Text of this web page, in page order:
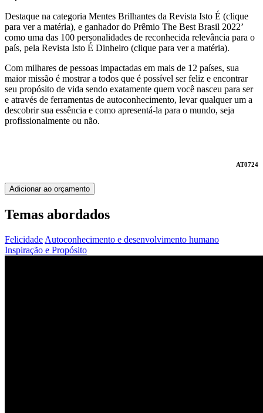
Destaque na categoria Mentes Brilhantes da Revista Isto É (clique
para ver a matéria), e ganhador do Prêmio The Best Brasil 2022’
como uma das 100 personalidades de reconhecida relevância para o
país, pela Revista Isto É Dinheiro (clique para ver a matéria).
Com milhares de pessoas impactadas em mais de 12 países, sua
maior missão é mostrar a todos que é possível ser feliz e encontrar
seu propósito de vida sendo exatamente quem você nasceu para ser
e através de ferramentas de autoconhecimento, levar qualquer um a
descobrir sua essência e como apresentá-la para o mundo, seja
profissionalmente ou não.
AT0724
Adicionar ao orçamento
Temas abordados
Felicidade Autoconhecimento e desenvolvimento humano
Inspiração e Propósito